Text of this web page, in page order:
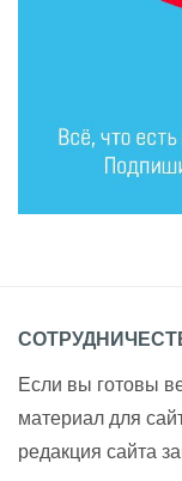
Если вы готовы
материал для
редакция сайта